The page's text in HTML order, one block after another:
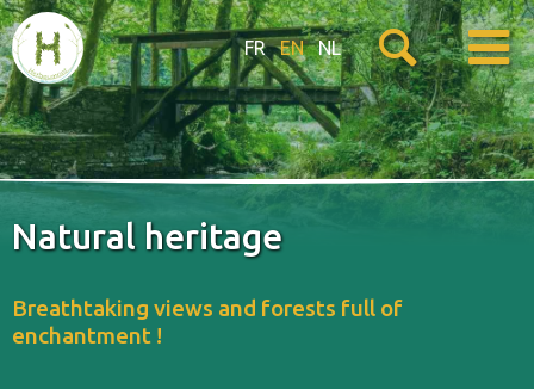
FR EN NL
Natural heritage
Breathtaking views and forests full of
enchantment !